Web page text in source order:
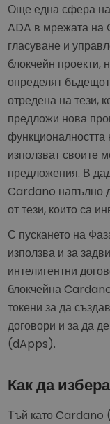
Още една сфера на
ADA в мрежата на
гласуване и
блокчейн проекти,
определят
отредена на тези,
предложи нова
използват своите
предложения. В
Cardano напълно
от тези, които са
С пускането на
използва и за
интелигентни
блокчейна
токени за да
договори и за да
(dApps).
Как да
Тъй като Cardano